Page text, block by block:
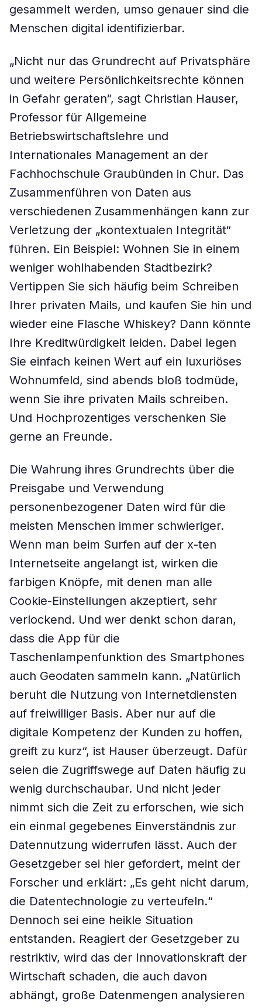
gesammelt werden, umso genauer sind die
Menschen digital identifizierbar.
„Nicht nur das Grundrecht auf Privatsphäre
und weitere Persönlichkeitsrechte können
in Gefahr geraten“, sagt Christian Hauser,
Professor für Allgemeine
Betriebswirtschaftslehre und
Internationales Management an der
Fachhochschule Graubünden in Chur. Das
Zusammenführen von Daten aus
verschiedenen Zusammenhängen kann zur
Verletzung der „kontextualen Integrität“
führen. Ein Beispiel: Wohnen Sie in einem
weniger wohlhabenden Stadtbezirk?
Vertippen Sie sich häufig beim Schreiben
Ihrer privaten Mails, und kaufen Sie hin und
wieder eine Flasche Whiskey? Dann könnte
Ihre Kreditwürdigkeit leiden. Dabei legen
Sie einfach keinen Wert auf ein luxuriöses
Wohnumfeld, sind abends bloß todmüde,
wenn Sie ihre privaten Mails schreiben.
Und Hochprozentiges verschenken Sie
gerne an Freunde.
Die Wahrung ihres Grundrechts über die
Preisgabe und Verwendung
personenbezogener Daten wird für die
meisten Menschen immer schwieriger.
Wenn man beim Surfen auf der x-ten
Internetseite angelangt ist, wirken die
farbigen Knöpfe, mit denen man alle
Cookie-Einstellungen akzeptiert, sehr
verlockend. Und wer denkt schon daran,
dass die App für die
Taschenlampenfunktion des Smartphones
auch Geodaten sammeln kann. „Natürlich
beruht die Nutzung von Internetdiensten
auf freiwilliger Basis. Aber nur auf die
digitale Kompetenz der Kunden zu hoffen,
greift zu kurz“, ist Hauser überzeugt. Dafür
seien die Zugriffswege auf Daten häufig zu
wenig durchschaubar. Und nicht jeder
nimmt sich die Zeit zu erforschen, wie sich
ein einmal gegebenes Einverständnis zur
Datennutzung widerrufen lässt. Auch der
Gesetzgeber sei hier gefordert, meint der
Forscher und erklärt: „Es geht nicht darum,
die Datentechnologie zu verteufeln.“
Dennoch sei eine heikle Situation
entstanden. Reagiert der Gesetzgeber zu
restriktiv, wird das der Innovationskraft der
Wirtschaft schaden, die auch davon
abhängt, große Datenmengen analysieren